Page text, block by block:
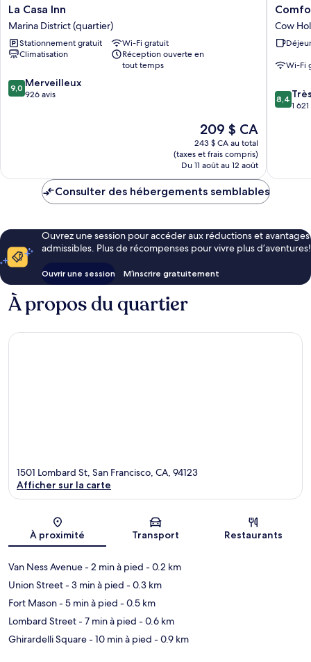
La
Casa
Inn
Marina
District
La Casa Inn
Marina District (quartier)
Stationnement gratuit
Wi-Fi gratuit
Climatisation
Réception ouverte en
tout temps
9.0
sur
9,0 Merveilleux
926 avis
Le
prix
est
de
209 $ CA
209 $ CA
243 $ CA au total
(taxes et frais compris)
Du 11 août au 12 août
Comfort
Inn
by
the
Cow
Cow
Wi-Fi
8.4
sur
8,4
1
Consulter des hébergements semblables
Ouvrez une session pour accéder aux réductions et avantages
admissibles. Plus de récompenses pour vivre plus d’aventures!
Ouvrir une session M’inscrire gratuitement
À propos du quartier
Carte
1501 Lombard St, San Francisco, CA, 94123
Afficher sur la carte
À proximité Transport Restaurants
Van Ness Avenue- 2 min à pied - 0.2 km
Union Street- 3 min à pied - 0.3 km
Fort Mason- 5 min à pied - 0.5 km
Lombard Street- 7 min à pied - 0.6 km
Ghirardelli Square- 10 min à pied - 0.9 km